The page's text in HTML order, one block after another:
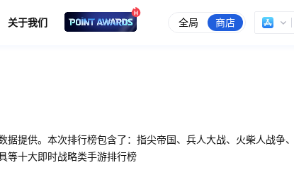
关于我们 全局 商店
据提供。本次排行榜包含了：指尖帝国、兵人大战、火柴人战
等十大即时战略类手游排行榜